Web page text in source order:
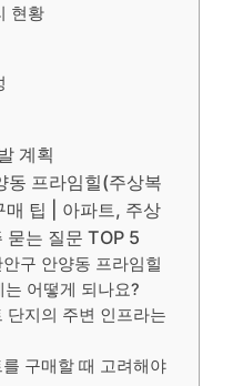
현황
계획
동 프라임힐(주상복
매 팁 | 아파트, 주상
묻는 질문 TOP 5
구 안양동 프라임힐
어떻게 되나요?
단지의 주변 인프라는
구매할 때 고려해야